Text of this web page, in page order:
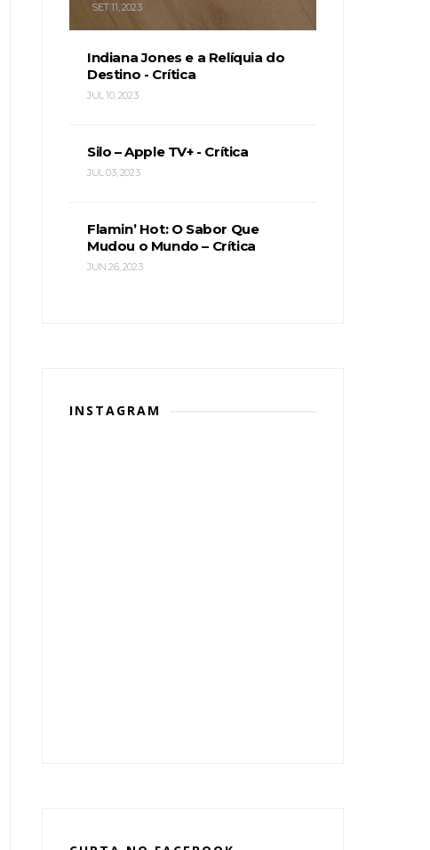
SET 11, 2023
Indiana Jones e a Relíquia do
Destino - Crítica
JUL 10, 2023
Silo – Apple TV+ - Crítica
JUL 03, 2023
Flamin’ Hot: O Sabor Que
Mudou o Mundo – Crítica
JUN 26, 2023
INSTAGRAM